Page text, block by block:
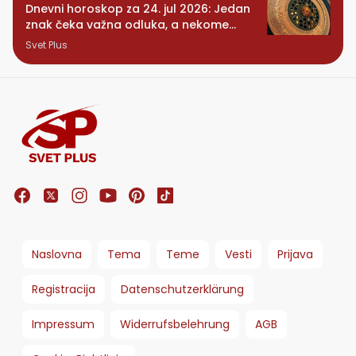
Dnevni horoskop za 24. jul 2026: Jedan
znak čeka važna odluka, a nekome
stiže iznenađenje
Svet Plus
Naslovna Tema Teme Vesti Prijava
Registracija Datenschutzerklärung
Impressum Widerrufsbelehrung AGB